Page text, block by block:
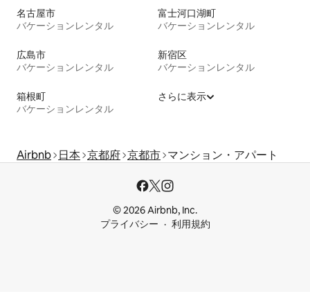
名古屋市
バケーションレンタル
富士河口湖町
バケーションレンタル
広島市
バケーションレンタル
新宿区
バケーションレンタル
箱根町
バケーションレンタル
さらに表示
Airbnb 日本 京都府 京都市 マンション・アパート
© 2026 Airbnb, Inc.
プライバシー
利用規約